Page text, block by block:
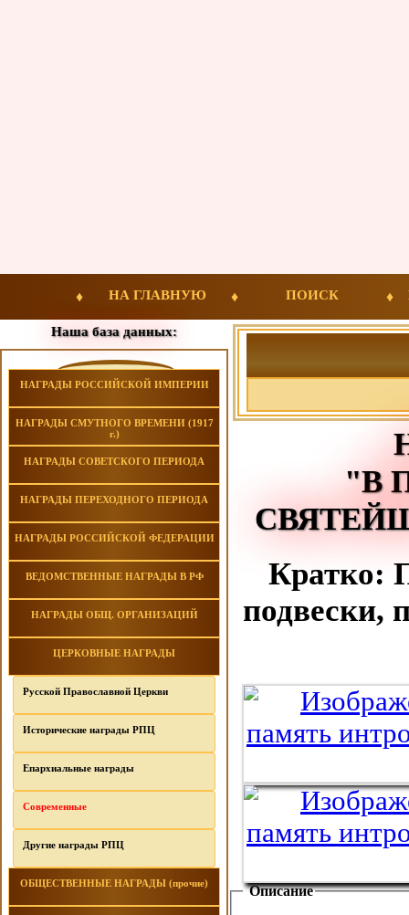
НА ГЛАВНУЮ ПОИСК
Наша база данных:
НАГРАДЫ РОССИЙСКОЙ ИМПЕРИИ
НАГРАДЫ СМУТНОГО ВРЕМЕНИ (1917
г.)
НАГРАДЫ СОВЕТСКОГО ПЕРИОДА
НАГРАДЫ ПЕРЕХОДНОГО ПЕРИОДА
НАГРАДЫ РОССИЙСКОЙ ФЕДЕРАЦИИ
ВЕДОМСТВЕННЫЕ НАГРАДЫ В РФ
НАГРАДЫ ОБЩ. ОРГАНИЗАЦИЙ
ЦЕРКОВНЫЕ НАГРАДЫ
Русской Православной Церкви
Исторические награды РПЦ
Епархиальные награды
Современные
Другие награды РПЦ
ОБЩЕСТВЕННЫЕ НАГРАДЫ (прочие)
"В
Кратко:
подвески,
Описание